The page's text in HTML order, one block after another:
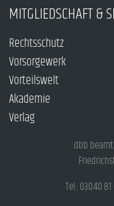
MITGLIEDSCHAFT &
Rechtsschutz
Vorsorgewerk
Vorteilswelt
Akademie
Verlag
dbb
Tel.: 030.40